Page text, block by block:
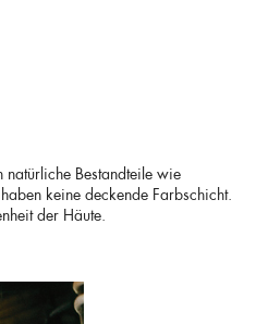
Bestandteile wie
keine deckende Farbschicht.
der Häute.